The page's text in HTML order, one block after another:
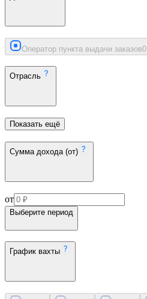
Оператор пункта выдачи заказов0
Отрасль
Показать ещё
Сумма дохода (от)
от
Выберите период
График вахты